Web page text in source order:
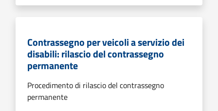
Contrassegno per veicoli a servizio dei
disabili: rilascio del contrassegno
permanente
Procedimento di rilascio del contrassegno
permanente